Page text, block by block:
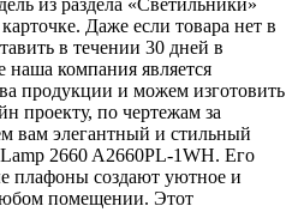
из раздела «Светильники»
Даже если товара нет в
в течении 30 дней в
компания является
продукции и можем изготовить
проекту, по чертежам за
вам элегантный и стильный
2660 A2660PL-1WH. Его
плафоны создают уютное и
помещении. Этот